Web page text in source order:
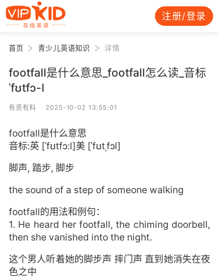
注册/登录
首页 青少儿英语知识 详情
footfall是什么意思_footfall怎么读_音标
ˈfʊtfɔ-l
有资有料 2025-10-02 13:55:01
footfall是什么意思
音标:英 [ˈfʊtfɔ:l]美 [ˈfʊtˌfɔl]
脚声, 踏步, 脚步
the sound of a step of someone walking
footfall的用法和例句：
1. He heard her footfall, the chiming doorbell,
then she vanished into the night.
这个男人听着她的脚步声 摔门声 直到她消失在夜
色之中